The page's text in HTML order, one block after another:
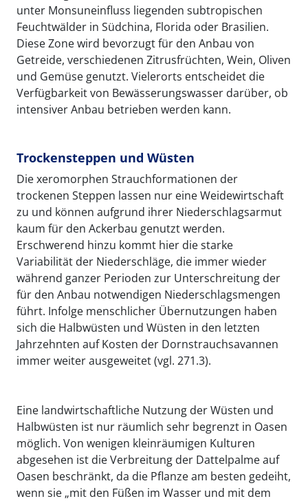
unter Monsuneinfluss liegenden subtropischen
Feuchtwälder in Südchina, Florida oder Brasilien.
Diese Zone wird bevorzugt für den Anbau von
Getreide, verschiedenen Zitrusfrüchten, Wein, Oliven
und Gemüse genutzt. Vielerorts entscheidet die
Verfügbarkeit von Bewässerungswasser darüber, ob
intensiver Anbau betrieben werden kann.
Trockensteppen und Wüsten
Die xeromorphen Strauchformationen der
trockenen Steppen lassen nur eine Weidewirtschaft
zu und können aufgrund ihrer Niederschlagsarmut
kaum für den Ackerbau genutzt werden.
Erschwerend hinzu kommt hier die starke
Variabilität der Niederschläge, die immer wieder
während ganzer Perioden zur Unterschreitung der
für den Anbau notwendigen Niederschlagsmengen
führt. Infolge menschlicher Übernutzungen haben
sich die Halbwüsten und Wüsten in den letzten
Jahrzehnten auf Kosten der Dornstrauchsavannen
immer weiter ausgeweitet (vgl. 271.3).
Eine landwirtschaftliche Nutzung der Wüsten und
Halbwüsten ist nur räumlich sehr begrenzt in Oasen
möglich. Von wenigen kleinräumigen Kulturen
abgesehen ist die Verbreitung der Dattelpalme auf
Oasen beschränkt, da die Pflanze am besten gedeiht,
wenn sie „mit den Füßen im Wasser und mit dem